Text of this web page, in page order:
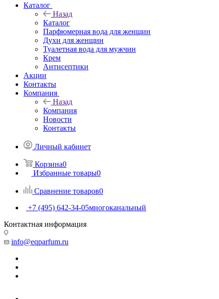
Каталог
Назад
Каталог
Парфюмерная вода для женщин
Духи для женщин
Туалетная вода для мужчин
Крем
Антисептики
Акции
Контакты
Компания
Назад
Компания
Новости
Контакты
Личный кабинет
Корзина0
Избранные товары0
Сравнение товаров0
+7 (495) 642-34-05многоканальный
Контактная информация
info@eqparfum.ru